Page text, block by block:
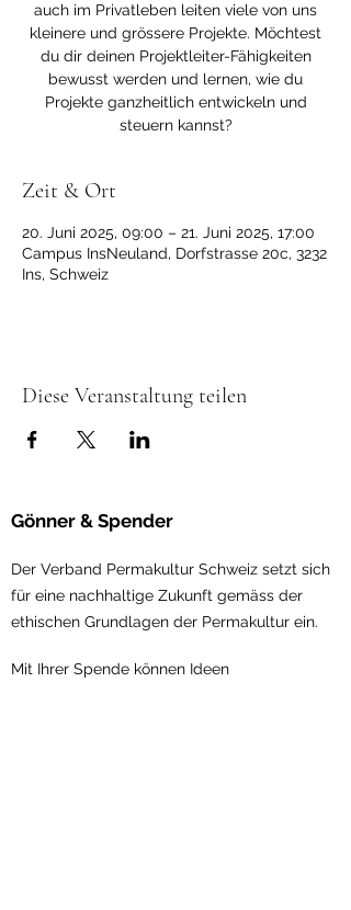
auch im Privatleben leiten viele von uns
kleinere und grössere Projekte. Möchtest
du dir deinen Projektleiter-Fähigkeiten
bewusst werden und lernen, wie du
Projekte ganzheitlich entwickeln und
steuern kannst?
Zeit & Ort
20. Juni 2025, 09:00 – 21. Juni 2025, 17:00
Campus InsNeuland, Dorfstrasse 20c, 3232
Ins, Schweiz
Diese Veranstaltung teilen
Gönner & Spender
Der Verband Permakultur Schweiz setzt sich
für eine nachhaltige Zukunft gemäss der
ethischen Grundlagen der Permakultur ein.
Mit Ihrer Spende können Ideen